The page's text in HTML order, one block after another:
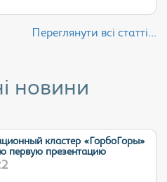
Переглянути всі статті...
новини
кластер «ГорбоГоры»
первую презентацию